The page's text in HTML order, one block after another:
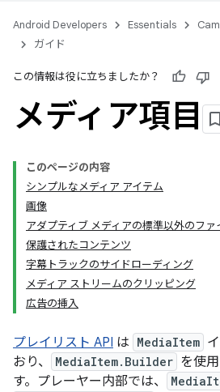
Android Developers Essentials
ガイド
この情報は役に立ちましたか？
メディア項目
このページの内容
シンプルなメディア アイテム
画像
アダプティブ メディアの標準以外のファ
保護されたコンテンツ
字幕トラックのサイドローディング
メディア ストリームのクリッピング
広告の挿入
プレイリスト API は MediaItem
おり、
MediaItem.Builder を使
す。プレーヤー内部では、